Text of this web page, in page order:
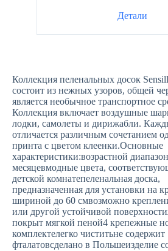
Детали
Коллекция пеленальных досок
состоит из нежных узоров, общей
является необычное транспортное
Коллекция включает воздушные
лодки, самолеты и дирижабли.
отличается различным сочетанием
принта с цветом клеенки.Основные
характеристики:возрастной
месяцевмодные цвета,
детской комнатепеленальная доска,
предназначенная для установки на
шириной до 60 смвозможно
или другой устойчивой
покрыт мягкой пеной4 крепежные
комплектелегко чиститьне содержит
фталатовсделано в Польшеизделие